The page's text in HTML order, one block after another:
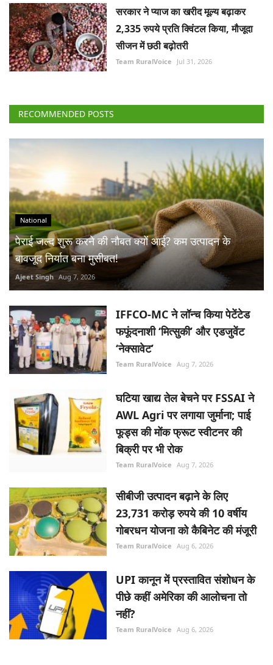
सरकार ने प्याज का खरीद मूल्य बढ़ाकर
2,335 रुपये प्रति क्विंटल किया, मौजूदा
सीजन में छठी बढ़ोतरी
Team RuralVoice Jul 31, 2026
RECOMMENDED POSTS
National
पेराई जल्द शुरू करने की नौबत क्यों आई? कम उत्पादन के
बावजूद निर्यात बना मुसीबत!
Ajeet Singh Aug 7, 2026
IFFCO-MC ने लॉन्च किया पेटेंटेड
फफूंदनाशी ‘मित्सुकी’ और एडजुवेंट
‘नेक्सावेट’
Team RuralVoice Aug 7, 2026
घटिया खाद्य तेल बेचने पर FSSAI ने
AWL Agri पर लगाया जुर्माना; पाई
फूड्स की मोंक फ्रूट स्वीटनर की
बिक्री पर भी रोक
Team RuralVoice Aug 7, 2026
सीबीजी उत्पादन बढ़ाने के लिए
23,731 करोड़ रुपये की 10 वर्षीय
गोबरधन योजना को कैबिनेट की मंजूरी
Team RuralVoice Aug 6, 2026
UPI कानून में प्रस्तावित संशोधन के
पीछे कहीं अमेरिका की आलोचना तो
नहीं?
Team RuralVoice Aug 6, 2026